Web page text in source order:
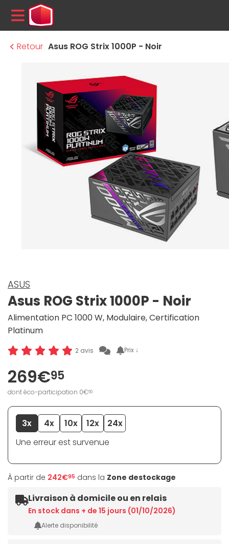
MENU
Retour Asus ROG Strix 1000P - Noir
ASUS
Asus ROG Strix 1000P - Noir
Alimentation PC 1000 W, Modulaire, Certification
Platinum
2 avis Prix ↓
269€95
dont éco-participation 0€50
3x 4x 10x 12x
24x
Une erreur est survenue
À partir de 242€95 dans la Zone destockage
Livraison à domicile ou en relais
En stock dans + de 15 jours (01/10/2026)
Alerte disponibilité